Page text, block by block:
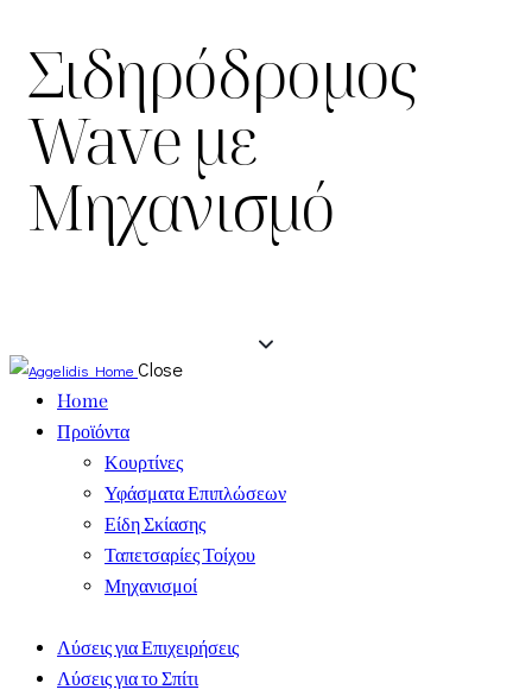
Σιδηρόδρομος
Wave με
Μηχανισμό
Close
Home
Προϊόντα
Κουρτίνες
Υφάσματα Επιπλώσεων
Είδη Σκίασης
Ταπετσαρίες Τοίχου
Μηχανισμοί
Λύσεις για Επιχειρήσεις
Λύσεις για το Σπίτι